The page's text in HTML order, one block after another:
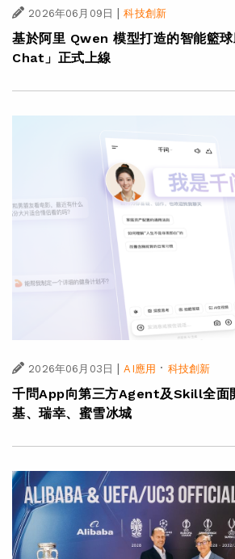
2026年06月09日 | 科技創新
基於阿里 Qwen 模型打造的智能籃
Chat」正式上線
2026年06月03日 | AI應用 · 科技創新
千問App向第三方Agent及Skill全
基、瑞幸、蜜雪冰城